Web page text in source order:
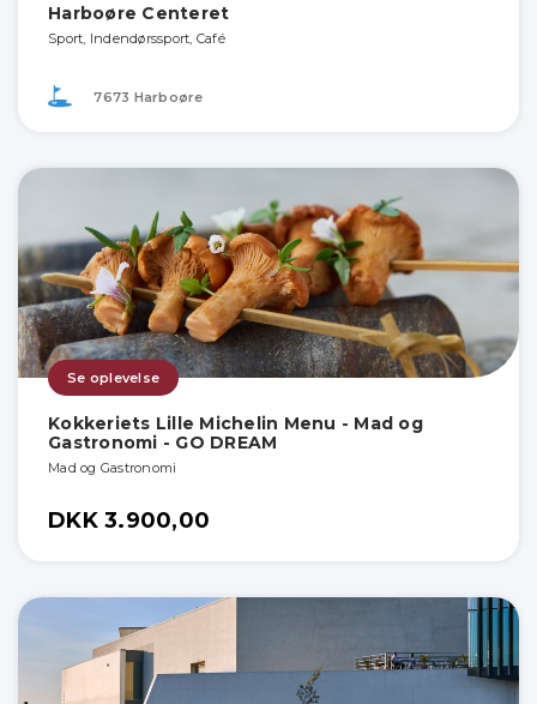
Harboøre Centeret
Sport, Indendørssport, Café
7673 Harboøre
Se oplevelse
Kokkeriets Lille Michelin Menu - Mad og
Gastronomi - GO DREAM
Mad og Gastronomi
DKK 3.900,00